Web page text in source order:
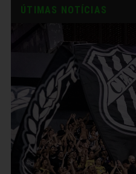
ÚTIMAS NOTÍCIAS